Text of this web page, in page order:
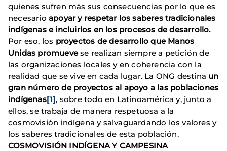
quienes sufren más sus consecuencias por lo que es
necesario apoyar y respetar los saberes tradicionales
indígenas e incluirlos en los procesos de desarrollo.
Por eso, los proyectos de desarrollo que Manos
Unidas promuevese realizan siempre a petición de
las organizaciones locales y en coherencia con la
realidad que se vive en cada lugar. La ONG destina un
gran número de proyectos al apoyo a las poblaciones
indígenas[1], sobre todo en Latinoamérica y, junto a
ellos, se trabaja de manera respetuosa a la
cosmovisión indígena y salvaguardando los valores y
los saberes tradicionales de esta población.
COSMOVISIÓN INDÍGENA Y CAMPESINA